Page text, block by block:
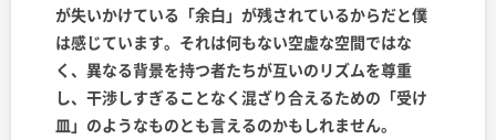
が失いかけている「余白」が残されているからだと僕
は感じています。それは何もない空虚な空間ではな
く、異なる背景を持つ者たちが互いのリズムを尊重
し、干渉しすぎることなく混ざり合えるための「受け
皿」のようなものとも言えるのかもしれません。